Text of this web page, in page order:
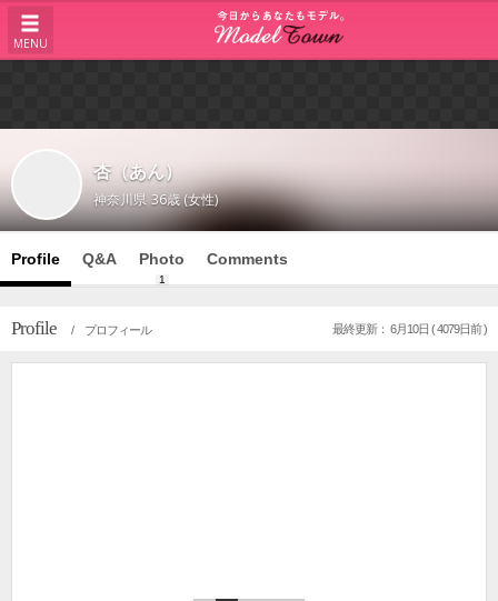
MENU
杏（あん）
神奈川県 36歳 (女性)
Profile Q&A Photo
1
Comments
Profile / プロフィール 最終更新： 6月10日 ( 4079日前 )